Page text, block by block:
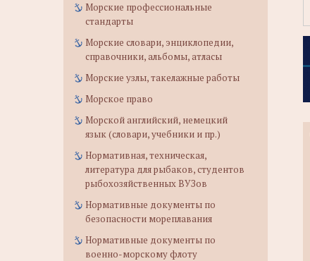
Морские профессиональные
стандарты
Морские словари, энциклопедии,
справочники, альбомы, атласы
Морские узлы, такелажные работы
Морское право
Морской английский, немецкий
язык (словари, учебники и пр.)
Нормативная, техническая,
литература для рыбаков, студентов
рыбохозяйственных ВУЗов
Нормативные документы по
безопасности мореплавания
Нормативные документы по
военно-морскому флоту